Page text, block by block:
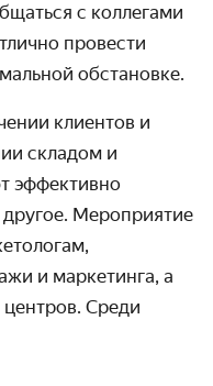
с коллегами
провести
обстановке.
клиентов и
складом и
эффективно
Мероприятие
и маркетинга, а
Среди